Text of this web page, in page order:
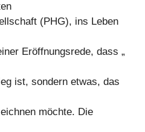
(PHG), ins Leben
Eröffnungsrede, dass „
ist, sondern etwas, das
möchte. Die